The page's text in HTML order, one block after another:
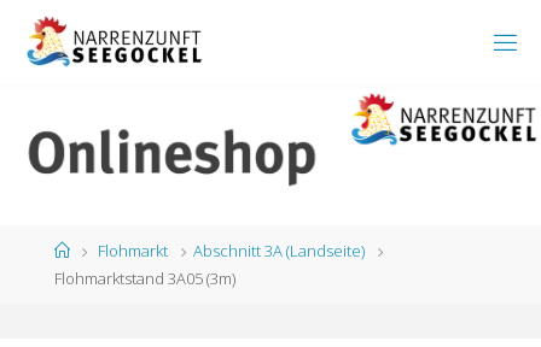
Inhalt
springen
StartFlohmarkt
Abschnitt 3A (Landseite)
Flohmarktstand 3A05 (3m)